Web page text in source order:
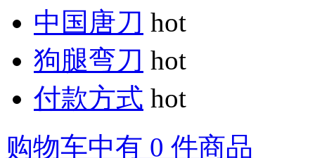
中国唐刀 hot
狗腿弯刀 hot
付款方式 hot
购物车中有 0 件商品